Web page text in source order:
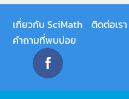
เกี่ยวกับ SciMath ติดต่อเรา
คำถามที่พบบ่อย